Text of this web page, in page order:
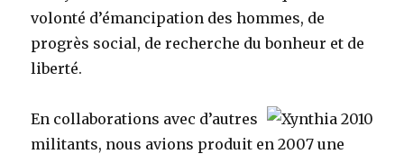
volonté d’émancipation des hommes, de
progrès social, de recherche du bonheur et de
liberté.
En collaborations avec d’autres
militants, nous avions produit en 2007 une